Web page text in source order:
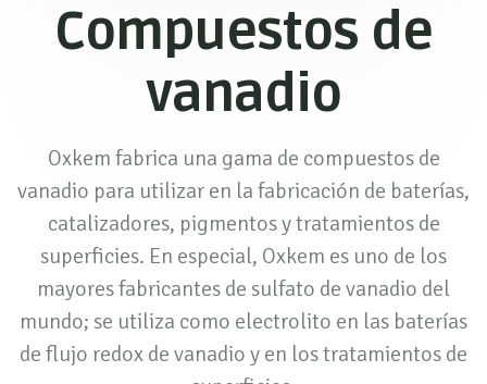
Compuestos de
vanadio
Oxkem fabrica una gama de compuestos de
vanadio para utilizar en la fabricación de baterías,
catalizadores, pigmentos y tratamientos de
superficies. En especial, Oxkem es uno de los
mayores fabricantes de sulfato de vanadio del
mundo; se utiliza como electrolito en las baterías
de flujo redox de vanadio y en los tratamientos de